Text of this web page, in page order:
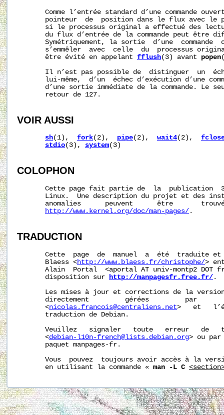
Comme l’entrée standard d’une commande
pointeur  de  position dans le flux avec le
si le processus original a effectué des
du flux d’entrée de la commande peut être
Symétriquement, la sortie  d’une  commande
s’emmêler  avec  celle  du  processus
       être évité en appelant
fflush(3) avant popen
Il n’est pas possible de  distinguer  un
lui-même,  d’un  échec d’exécution d’une
d’une sortie immédiate de la commande. Le
       retour de 127.
VOIR AUSSI
sh(1), fork(2), pipe(2), wait4(2),
stdio(3), system(3)
COLOPHON
Cette page fait partie de  la  publication
Linux.  Une description du projet et des
anomalies      peuvent      être
http://www.kernel.org/doc/man-pages/ .
TRADUCTION
Cette  page  de  manuel  a  été  traduite
       Blaess <
http://www.blaess.fr/christophe/>
Alain  Portal  <aportal AT univ-montp2 DOT
       disposition sur
http://manpagesfr.free.fr/ .
Les mises à jour et corrections de la
directement         gérées         par
       <
nicolas.francois@centraliens.net>   et
       traduction de Debian.
Veuillez   signaler   toute   erreur   de
       <
debian-l10n-french@lists.debian.org> ou par
       paquet manpages-fr.
Vous  pouvez  toujours avoir accès à la
       en utilisant la commande «
man -L C